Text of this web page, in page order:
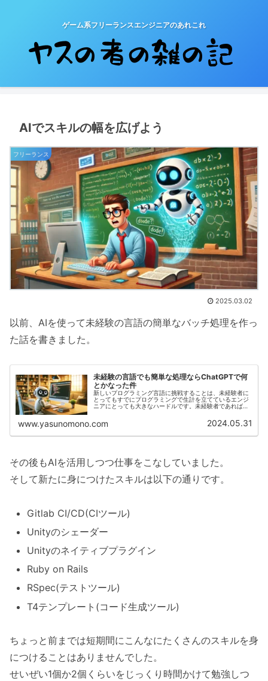
ゲーム系フリーランスエンジニアのあれこれ
AIでスキルの幅を広げよう
フリーランス
2025.03.02
以前、AIを使って未経験の言語の簡単なバッチ処理を作っ
た話を書きました。
未経験の言語でも簡単な処理ならChatGPTで何
とかなった件
新しいプログラミング言語に挑戦することは、未経験者に
とってもすでにプログラミングで生計を立てているエンジ
ニアにとっても大きなハードルです。未経験者であれば基
www.yasunomono.com 2024.05.31
その後もAIを活用しつつ仕事をこなしていました。
そして新たに身につけたスキルは以下の通りです。
Gitlab CI/CD(CIツール)
Unityのシェーダー
Unityのネイティブプラグイン
Ruby on Rails
RSpec(テストツール)
T4テンプレート(コード生成ツール)
ちょっと前までは短期間にこんなにたくさんのスキルを身
につけることはありませんでした。
せいぜい1個か2個くらいをじっくり時間かけて勉強しつ